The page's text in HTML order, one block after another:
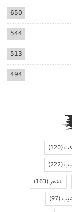
650
544
513
494
(120)
(222)
الشعر(163)
(97)